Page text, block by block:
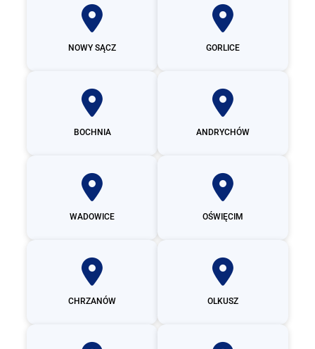
NOWY SĄCZ GORLICE
BOCHNIA ANDRYCHÓW
WADOWICE OŚWIĘCIM
CHRZANÓW OLKUSZ